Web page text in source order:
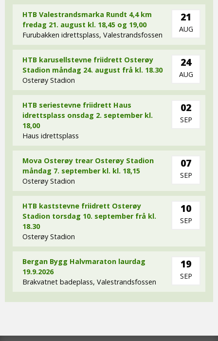
HTB Valestrandsmarka Rundt 4,4 km
fredag 21. august kl. 18,45 og 19,00
Furubakken idrettsplass, Valestrandsfossen
21
AUG
HTB karusellstevne friidrett Osterøy
Stadion måndag 24. august frå kl. 18.30
Osterøy Stadion
24
AUG
HTB seriestevne friidrett Haus
idrettsplass onsdag 2. september kl.
18,00
Haus idrettsplass
02
SEP
Mova Osterøy trear Osterøy Stadion
måndag 7. september kl. kl. 18,15
Osterøy Stadion
07
SEP
HTB kaststevne friidrett Osterøy
Stadion torsdag 10. september frå kl.
18.30
Osterøy Stadion
10
SEP
Bergan Bygg Halvmaraton laurdag
19.9.2026
Brakvatnet badeplass, Valestrandsfossen
19
SEP